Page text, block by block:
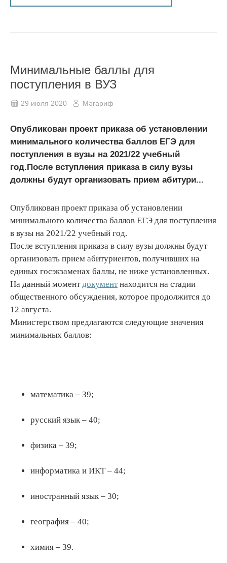
Минимальные баллы для
поступления в ВУЗ
29 июля 2020 Мәгариф
Опубликован проект приказа об установлении
минимального количества баллов ЕГЭ для
поступления в вузы на 2021/22 учебный
год.После вступления приказа в силу вузы
должны будут организовать прием абитури...
Опубликован проект приказа об установлении
минимального количества баллов ЕГЭ для поступления
в вузы на 2021/22 учебный год.
После вступления приказа в силу вузы должны будут
организовать прием абитуриентов, получивших на
единых госэкзаменах баллы, не ниже установленных.
На данный момент документнаходится на стадии
общественного обсуждения, которое продолжится до
12 августа.
Министерством предлагаются следующие значения
минимальных баллов:
математика – 39;
русский язык – 40;
физика – 39;
информатика и ИКТ – 44;
иностранный язык – 30;
география – 40;
химия – 39.